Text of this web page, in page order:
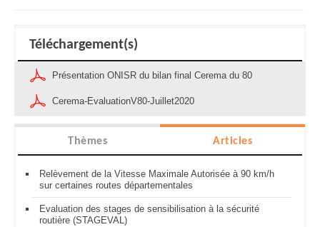
Téléchargement(s)
Présentation ONISR du bilan final Cerema du 80
Cerema-EvaluationV80-Juillet2020
Thèmes Articles
Relèvement de la Vitesse Maximale Autorisée à 90 km/h
sur certaines routes départementales
Evaluation des stages de sensibilisation à la sécurité
routière (STAGEVAL)